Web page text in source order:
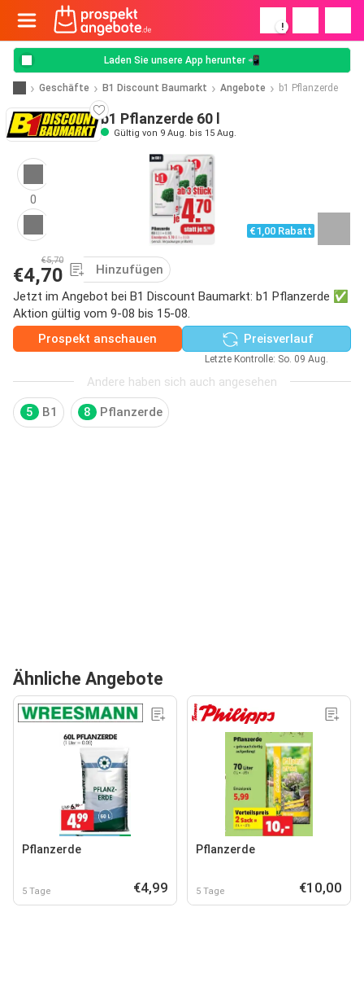
!
Laden Sie unsere App herunter 📲
Geschäfte B1 Discount Baumarkt Angebote b1 Pflanzerde
b1 Pflanzerde 60 l
Gültig von 9 Aug. bis 15 Aug.
0
€1,00 Rabatt
€5,70
€4,70
Hinzufügen
Jetzt im Angebot bei B1 Discount Baumarkt: b1 Pflanzerde ✅
Aktion gültig vom 9-08 bis 15-08.
Prospekt anschauen
Preisverlauf
Letzte Kontrolle: So. 09 Aug.
Andere haben sich auch angesehen
5 B1 8 Pflanzerde
Ähnliche Angebote
Pflanzerde
5 Tage €4,99
Pflanzerde
5 Tage €10,00